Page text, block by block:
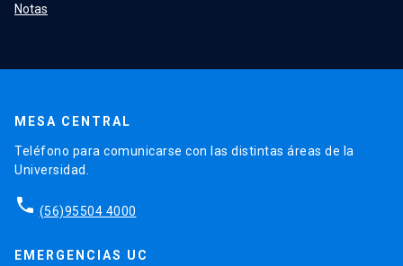
Notas
MESA CENTRAL
Teléfono para comunicarse con las distintas áreas de la
Universidad.
phone (56)95504 4000
EMERGENCIAS UC